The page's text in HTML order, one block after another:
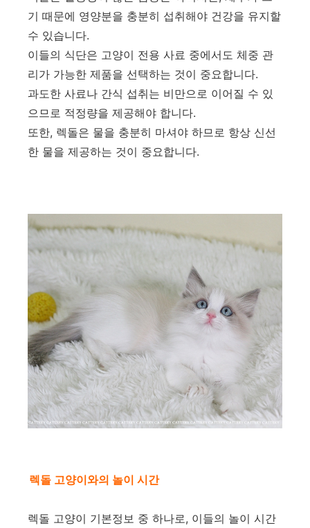
기 때문에 영양분을 충분히 섭취해야 건강을 유지할
수 있습니다.
이들의 식단은 고양이 전용 사료 중에서도 체중 관
리가 가능한 제품을 선택하는 것이 중요합니다.
과도한 사료나 간식 섭취는 비만으로 이어질 수 있
으므로 적정량을 제공해야 합니다.
또한, 렉돌은 물을 충분히 마셔야 하므로 항상 신선
한 물을 제공하는 것이 중요합니다.
렉돌 고양이와의 놀이 시간
렉돌 고양이 기본정보 중 하나로, 이들의 놀이 시간